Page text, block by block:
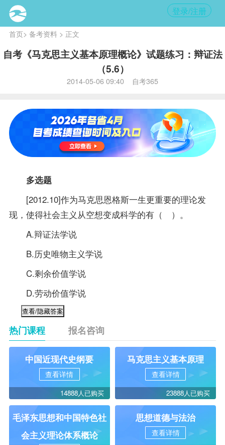
登录/注册
首页> 备考资料> 正文
自考《马克思主义基本原理概论》试题练习：辩证法
（5.6）
2014-05-06 09:40 自考365
多选题
[2012.10]作为马克思恩格斯一生更重要的理论发
现，使得社会主义从空想变成科学的有（ ）。
A.辩证法学说
B.历史唯物主义学说
C.剩余价值学说
D.劳动价值学说
热门课程 报名咨询
中国近现代史纲要
查看详情
14888人已购买
马克思主义基本原理
查看详情
23888人已购买
毛泽东思想和中国特色社
会主义理论体系概论
思想道德与法治
查看详情